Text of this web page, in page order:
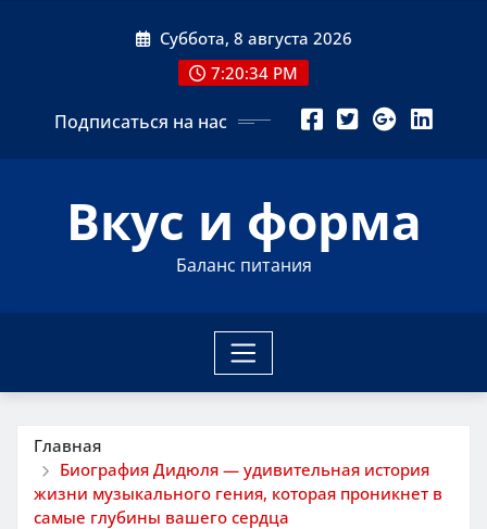
Суббота, 8 августа 2026
7:20:35 PM
Подписаться на нас
Вкус и форма
Баланс питания
Главная
Биография Дидюля — удивительная история
жизни музыкального гения, которая проникнет в
самые глубины вашего сердца